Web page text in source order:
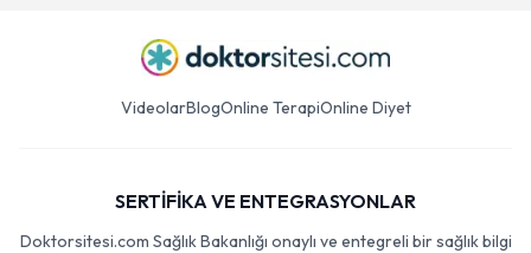
VideolarBlogOnline TerapiOnline Diyet
SERTİFİKA VE ENTEGRASYONLAR
Doktorsitesi.com Sağlık Bakanlığı onaylı ve entegreli bir sağlık bilgi